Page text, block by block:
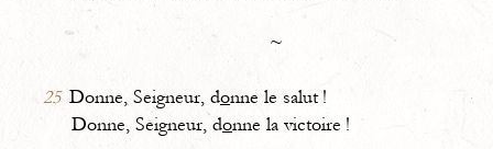
~
25 Donne, Seigneur, donne le salut !
Donne, Seigneur, donne la victoire !